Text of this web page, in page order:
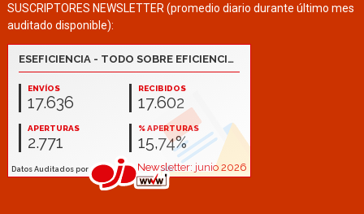
SUSCRIPTORES NEWSLETTER (promedio diario durante último mes
auditado disponible):